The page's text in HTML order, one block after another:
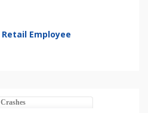
Retail Employee
Crashes